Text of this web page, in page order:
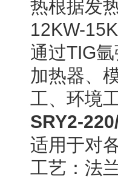
热根据发
12KW-
通过TIG
加热器、
工、环境
SRY2-
适用于对
工艺：法